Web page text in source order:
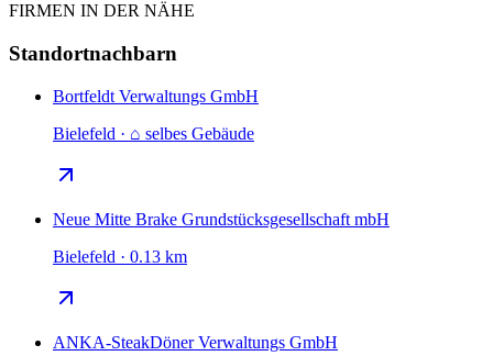
FIRMEN IN DER NÄHE
Standortnachbarn
Bortfeldt Verwaltungs GmbH
Bielefeld · ⌂ selbes Gebäude
Neue Mitte Brake Grundstücksgesellschaft mbH
Bielefeld · 0.13 km
ANKA-SteakDöner Verwaltungs GmbH